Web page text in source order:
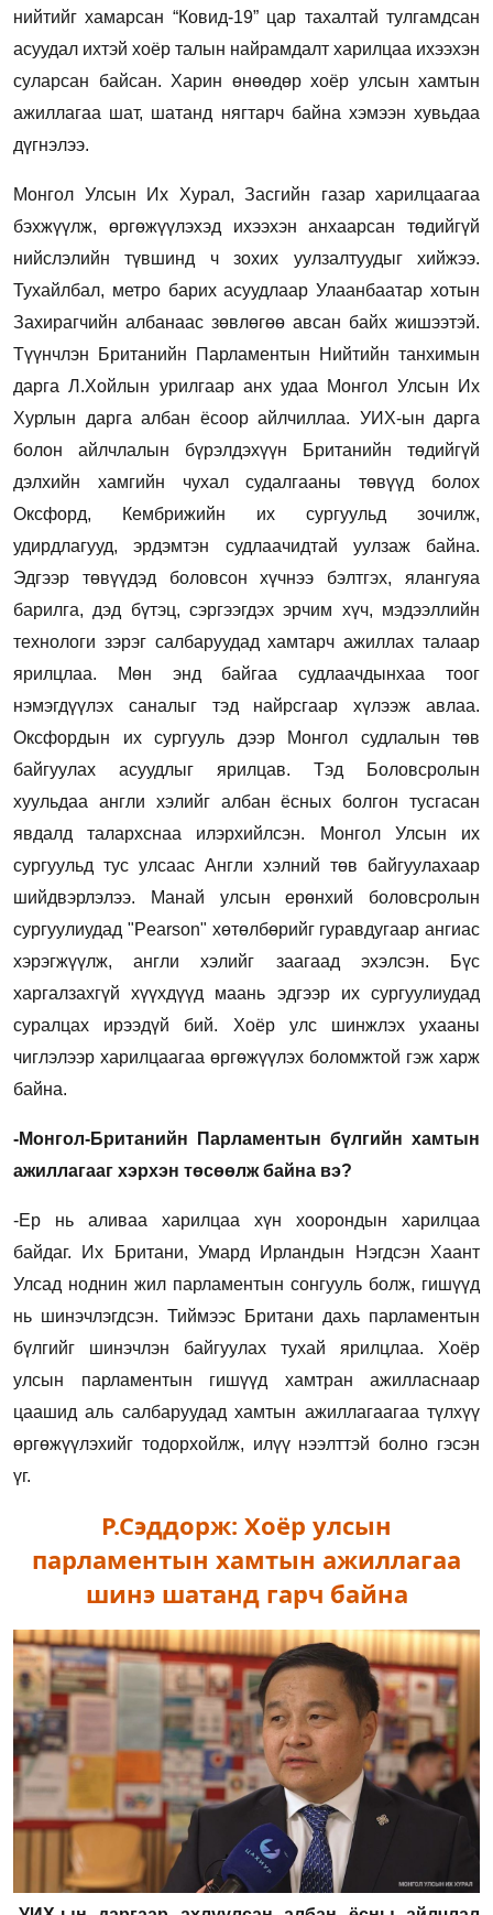
нийтийг хамарсан “Ковид-19” цар тахалтай тулгамдсан
асуудал ихтэй хоёр талын найрамдалт харилцаа ихээхэн
суларсан байсан. Харин өнөөдөр хоёр улсын хамтын
ажиллагаа шат, шатанд нягтарч байна хэмээн хувьдаа
дүгнэлээ.
Монгол Улсын Их Хурал, Засгийн газар харилцаагаа
бэхжүүлж, өргөжүүлэхэд ихээхэн анхаарсан төдийгүй
нийслэлийн түвшинд ч зохих уулзалтуудыг хийжээ.
Тухайлбал, метро барих асуудлаар Улаанбаатар хотын
Захирагчийн албанаас зөвлөгөө авсан байх жишээтэй.
Түүнчлэн Британийн Парламентын Нийтийн танхимын
дарга Л.Хойлын урилгаар анх удаа Монгол Улсын Их
Хурлын дарга албан ёсоор айлчиллаа. УИХ-ын дарга
болон айлчлалын бүрэлдэхүүн Британийн төдийгүй
дэлхийн хамгийн чухал судалгааны төвүүд болох
Оксфорд, Кембрижийн их сургуульд зочилж,
удирдлагууд, эрдэмтэн судлаачидтай уулзаж байна.
Эдгээр төвүүдэд боловсон хүчнээ бэлтгэх, ялангуяа
барилга, дэд бүтэц, сэргээгдэх эрчим хүч, мэдээллийн
технологи зэрэг салбаруудад хамтарч ажиллах талаар
ярилцлаа. Мөн энд байгаа судлаачдынхаа тоог
нэмэгдүүлэх саналыг тэд найрсгаар хүлээж авлаа.
Оксфордын их сургууль дээр Монгол судлалын төв
байгуулах асуудлыг ярилцав. Тэд Боловсролын
хуульдаа англи хэлийг албан ёсных болгон тусгасан
явдалд талархснаа илэрхийлсэн. Монгол Улсын их
сургуульд тус улсаас Англи хэлний төв байгуулахаар
шийдвэрлэлээ. Манай улсын ерөнхий боловсролын
сургуулиудад "Pearson" хөтөлбөрийг гуравдугаар ангиас
хэрэгжүүлж, англи хэлийг заагаад эхэлсэн. Бүс
харгалзахгүй хүүхдүүд маань эдгээр их сургуулиудад
суралцах ирээдүй бий. Хоёр улс шинжлэх ухааны
чиглэлээр харилцаагаа өргөжүүлэх боломжтой гэж харж
байна.
-Монгол-Британийн Парламентын бүлгийн хамтын
ажиллагааг хэрхэн төсөөлж байна вэ?
-Ер нь аливаа харилцаа хүн хоорондын харилцаа
байдаг. Их Британи, Умард Ирландын Нэгдсэн Хаант
Улсад ноднин жил парламентын сонгууль болж, гишүүд
нь шинэчлэгдсэн. Тиймээс Британи дахь парламентын
бүлгийг шинэчлэн байгуулах тухай ярилцлаа. Хоёр
улсын парламентын гишүүд хамтран ажилласнаар
цаашид аль салбаруудад хамтын ажиллагаагаа түлхүү
өргөжүүлэхийг тодорхойлж, илүү нээлттэй болно гэсэн
үг.
Р.Сэддорж: Хоёр улсын
парламентын хамтын ажиллагаа
шинэ шатанд гарч байна